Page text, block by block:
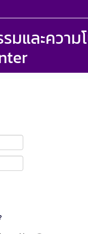
และความ